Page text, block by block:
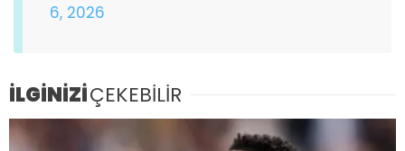
6, 2026
İLGİNİZİÇEKEBİLİR